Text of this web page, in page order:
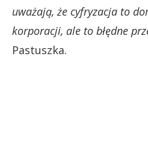
uważają, że cyfryzacja to
korporacji, ale to błędne
Pastuszka.